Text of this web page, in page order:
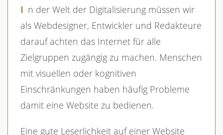
In der Welt der Digitalisierung müssen wir
als Webdesigner, Entwickler und Redakteure
darauf achten das Internet für alle
Zielgruppen zugängig zu machen. Menschen
mit visuellen oder kognitiven
Einschränkungen haben häufig Probleme
damit eine Website zu bedienen.
Eine gute Leserlichkeit auf einer Website